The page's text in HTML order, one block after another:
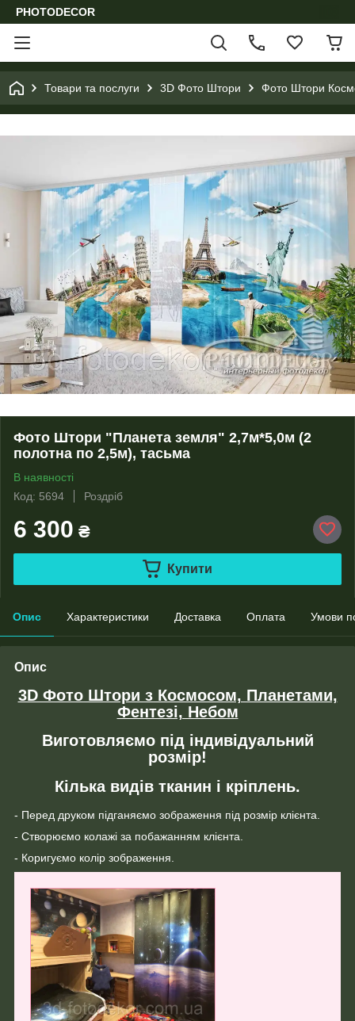
PHOTODECOR
Товари та послуги 3D Фото Штори Фото Штори
Фото Штори "Планета земля" 2,7м*5,0м (2
полотна по 2,5м), тасьма
В наявності
Код: 5694
Роздріб
6 300 ₴
Купити
Опис Характеристики Доставка Оплата Умови
Опис
3D Фото Штори з Космосом, Планетами,
Фентезі, Небом
Виготовляємо під індивідуальний
розмір!
Кілька видів тканин і кріплень.
- Перед друком підганяємо зображення під розмір клієнта.
- Створюємо колажі за побажанням клієнта.
- Коригуємо колір зображення.